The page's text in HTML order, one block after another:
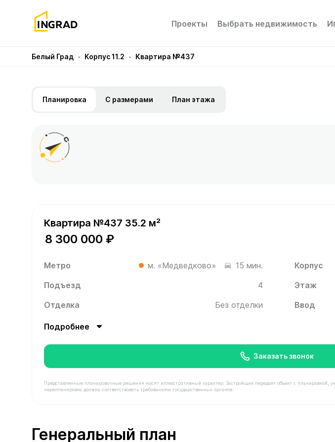
Проекты Выбрать недвижимость
Белый Град · Корпус 11.2 · Квартира №437
Планировка С размерами План этажа
Квартира №437 35.2 м²
8 300 000 ₽
Метро м. «Медведково» 15 мин. Корпус
Подъезд 4 Этаж
Отделка
Без отделки Ввод
Подробнее
Заказать звонок
Представленные планировочные решения носят иллюстративный характер. Застройщик передаёт объект с планировкой,
перепланировка должна соответствовать требованиям государственных органов.
Генеральный план